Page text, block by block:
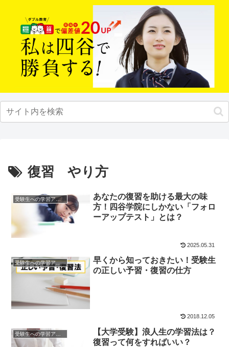
復習 やり方
受験生への学習アドバイス
あなたの復習を助ける最大の味
方！四谷学院にしかない「フォロ
ーアップテスト」とは？
2025.05.31
受験生への学習アドバイス
早くから知っておきたい！受験生
の正しい予習・復習の仕方
2018.12.05
受験生への学習アドバイス
【大学受験】浪人生の学習法は？
復習って何をすればいい？